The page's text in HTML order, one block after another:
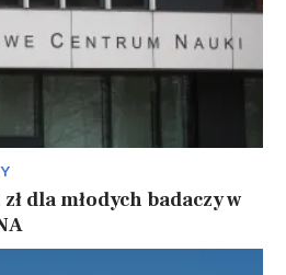
dla młodych badaczy w